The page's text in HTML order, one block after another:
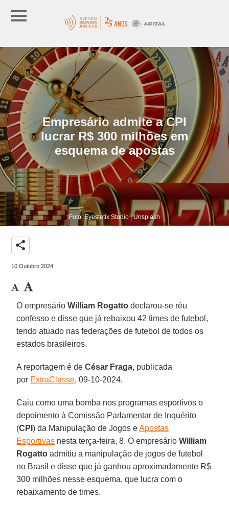
Empresário admite a CPI
lucrar R$ 300 milhões em
esquema de apostas
Foto: Eyestetix Studio | Unsplash
share
10 Outubro 2024
O empresárioWilliam Rogatto declarou-se réu
confesso e disse que já rebaixou 42 times de futebol,
tendo atuado nas federações de futebol de todos os
estados brasileiros.
A reportagem é deCésar Fraga, publicada
por ExtraClasse, 09-10-2024.
Caiu como uma bomba nos programas esportivos o
depoimento à Comissão Parlamentar de Inquérito
(CPI) da Manipulação de Jogos eApostas
Esportivas nesta terça-feira, 8. O empresárioWilliam
Rogatto admitiu a manipulação de jogos de futebol
no Brasil e disse que já ganhou aproximadamente R$
300 milhões nesse esquema, que lucra com o
rebaixamento de times.